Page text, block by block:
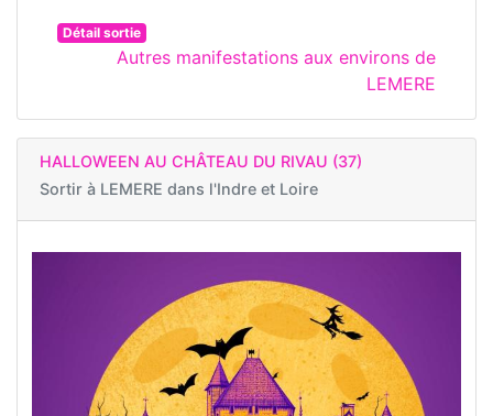
Détail sortie
Autres manifestations aux environs de
LEMERE
HALLOWEEN AU CHÂTEAU DU RIVAU (37)
Sortir à LEMERE dans l'Indre et Loire